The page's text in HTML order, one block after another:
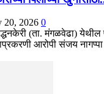
20, 2026 0
(ता. मंगळवेढा) येथील
आरोपी संजय